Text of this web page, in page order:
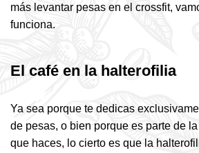
más levantar pesas en el crossfit,
funciona.
El café en la halterofilia
Ya sea porque te dedicas
de pesas, o bien porque es parte de
que haces, lo cierto es que la